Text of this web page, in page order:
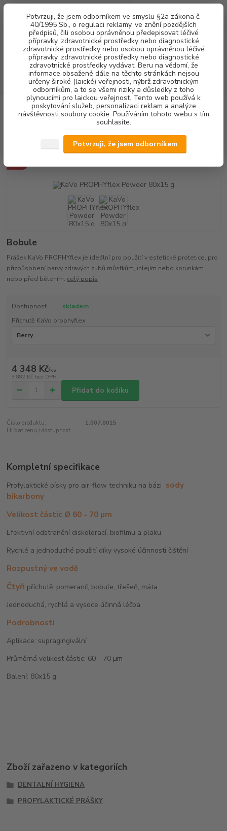
Potvrzuji, že jsem odborníkem ve smyslu §2a zákona č.
40/1995 Sb., o regulaci reklamy, ve znění pozdějších
předpisů, čili osobou oprávněnou předepisovat léčivé
přípravky, zdravotnické prostředky nebo diagnostické
zdravotnické prostředky nebo osobou oprávněnou léčivé
přípravky, zdravotnické prostředky nebo diagnostické
zdravotnické prostředky vydávat. Beru na vědomí, že
informace obsažené dále na těchto stránkách nejsou
určeny široké (laické) veřejnosti, nýbrž zdravotnickým
odborníkům, a to se všemi riziky a důsledky z toho
plynoucími pro laickou veřejnost. Tento web používá k
poskytování služeb, personalizaci reklam a analýze
návštěvnosti soubory cookie. Používáním tohoto webu s tím
souhlasíte.
Potvrzuji, že jsem odborníkem
Menu
CZK
Hledat
(Po-Pá, 8-16 hod.)
za0,00 Kč
DENTALNÍ HYGIENA KaVo PROPHYflex Powder 80x15 g
KaVo PROPHYflex Powder 80x15
Bobule
Prášek KaVo PROPHYflex je ideální pro použití v estetické protetice, pro
přizpůsobení barvy zdravých zubů můstkům, inlejím nebo korunkám
nebo před bělením. celý popis
Dostupnost
skladem
Příchutě KaVo prophyflex
4 348 Kč/ks
3 882 Kč bez DPH
Přidat do košíku
Číslo produktu:
1.007.0015
Hlídat cenu / dostupnost
Kompletní specifikace
Profylaktické písky pro air-flow techniku na bázi sody
bikarbony
Velikost částic Ø 60 - 70 µm
Efektivní odstranění diskolorací, biofilmu a plaku
Rychlé a jednoduché použití díky vysoké účinnosti čištění
Rozpustný ve vodě
Čtyři příchutě: pomeranč, bobule, třešeň, máta
Jednoduchá, rychlá a vysoce účinná léčba
Podrobnosti
Aplikace: supragingivální
Průměrná velikost částic: 60 - 70 µm
Balení: 80x15 g
Zboží zařazeno v kategoriích
DENTALNÍ HYGIENA
PROFYLAKTICKÉ PRÁŠKY